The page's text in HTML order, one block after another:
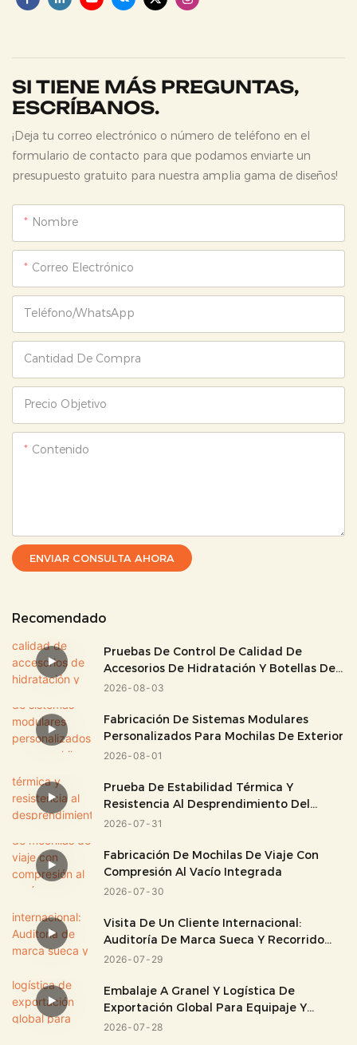
SI TIENE MÁS PREGUNTAS,
ESCRÍBANOS.
¡Deja tu correo electrónico o número de teléfono en el
formulario de contacto para que podamos enviarte un
presupuesto gratuito para nuestra amplia gama de diseños!
Nombre
Correo Electrónico
Teléfono/WhatsApp
Cantidad De Compra
Precio Objetivo
Contenido
ENVIAR CONSULTA AHORA
Recomendado
Pruebas De Control De Calidad De
Accesorios De Hidratación Y Botellas De
Agua
2026 08 03
Fabricación De Sistemas Modulares
Personalizados Para Mochilas De Exterior
2026 08 01
Prueba De Estabilidad Térmica Y
Resistencia Al Desprendimiento Del
Tejido De PVC
2026 07 31
Fabricación De Mochilas De Viaje Con
Compresión Al Vacío Integrada
2026 07 30
Visita De Un Cliente Internacional:
Auditoría De Marca Sueca Y Recorrido
Por La Fábrica.
2026 07 29
Embalaje A Granel Y Logística De
Exportación Global Para Equipaje Y
Bolsos.
2026 07 28